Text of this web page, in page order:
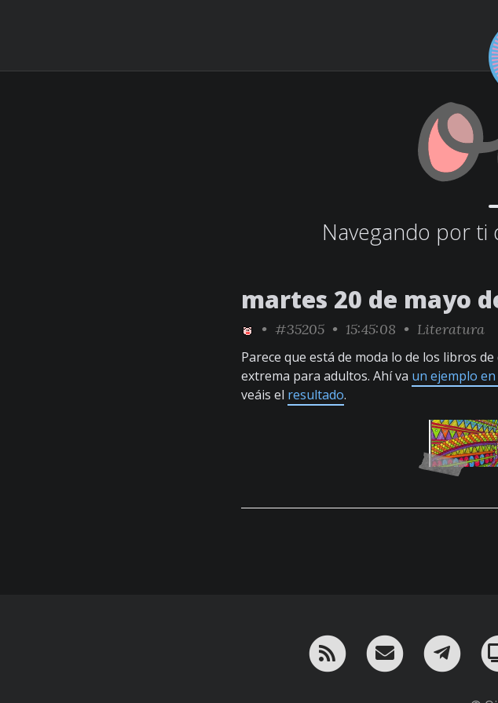
Navegando por ti
martes 20 de mayo
• #35205 • 15:45:08 • Literatura
Parece que está de moda lo de los libros
extrema para adultos. Ahí va un ejemplo
veáis el resultado.
RSS ¡Mándame